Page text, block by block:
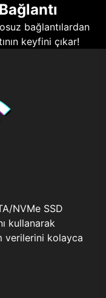
bağlantılardan
keyfini çıkar!
NVMe SSD
kullanarak
verilerini kolayca